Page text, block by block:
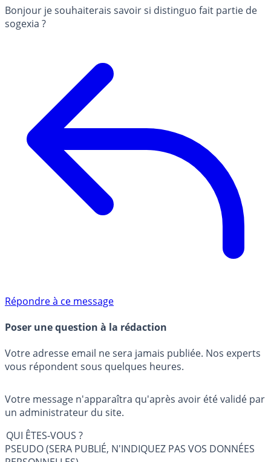
Bonjour je souhaiterais savoir si distinguo fait partie de
sogexia ?
Répondre à ce message
Poser une question à la rédaction
Votre adresse email ne sera jamais publiée. Nos experts
vous répondent sous quelques heures.
Votre message n'apparaîtra qu'après avoir été validé par
un administrateur du site.
QUI ÊTES-VOUS ?
PSEUDO (SERA PUBLIÉ, N'INDIQUEZ PAS VOS DONNÉES